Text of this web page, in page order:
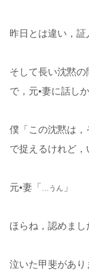
昨日とは違い，証
そして長い沈黙
で，元•妻に話し
僕「この沈黙は
で捉えるけれど，
元•妻「 …うん 」
ほらね，認めまし
泣いた甲斐があ